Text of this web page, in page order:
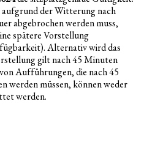
der Witterung nach
abgebrochen werden muss,
spätere Vorstellung
Alternativ wird das
gilt nach 45 Minuten
Aufführungen, die nach 45
werden müssen, können weder
werden.